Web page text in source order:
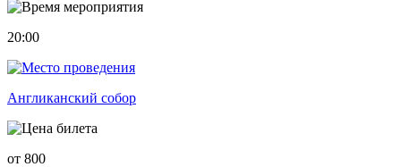
20:00
Англиканский собор
от 800